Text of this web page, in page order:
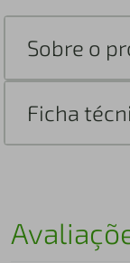
Sobre o
Ficha